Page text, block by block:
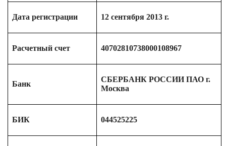
Дата регистрации 12 сентября 2013 г.
Расчетный счет 40702810738000108967
Банк
СБЕРБАНК РОССИИ ПАО г.
Москва
БИК 044525225